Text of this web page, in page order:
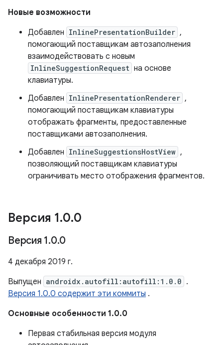
Новые возможности
Добавлен InlinePresentationBuilder ,
помогающий поставщикам автозаполнения
взаимодействовать с новым
InlineSuggestionRequest на основе
клавиатуры.
Добавлен InlinePresentationRenderer ,
помогающий поставщикам клавиатуры
отображать фрагменты, предоставленные
поставщиками автозаполнения.
Добавлен InlineSuggestionsHostView ,
позволяющий поставщикам клавиатуры
ограничивать место отображения фрагментов.
Версия 1.0.0
Версия 1.0.0
4 декабря 2019 г.
Выпущен androidx.autofill:autofill:1.0.0 .
Версия 1.0.0 содержит эти коммиты .
Основные особенности 1.0.0
Первая стабильная версия модуля